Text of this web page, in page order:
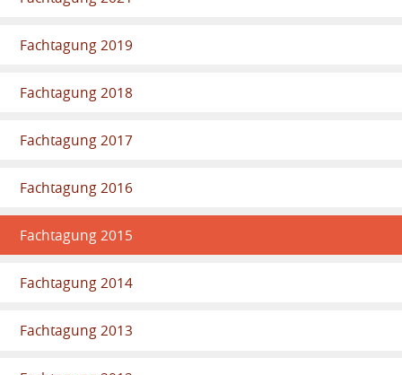
Fachtagung 2019
Fachtagung 2018
Fachtagung 2017
Fachtagung 2016
Fachtagung 2015
Fachtagung 2014
Fachtagung 2013